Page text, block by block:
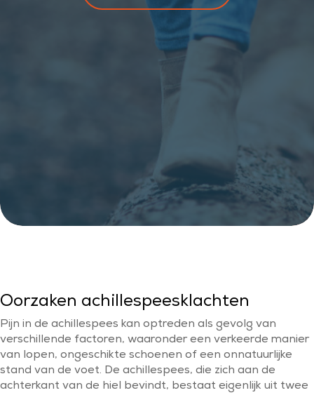
Oorzaken achillespeesklachten
Pijn in de achillespees kan optreden als gevolg van
verschillende factoren, waaronder een verkeerde manier
van lopen, ongeschikte schoenen of een onnatuurlijke
stand van de voet. De achillespees, die zich aan de
achterkant van de hiel bevindt, bestaat eigenlijk uit twee